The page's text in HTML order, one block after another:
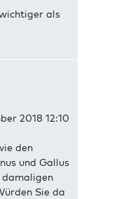
als
2018 12:10
den
und Gallus
damaligen
Sie da